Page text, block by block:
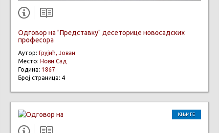
Одговор на "Представку" десеторице новосадских
професора
Аутор: Грујић, Јован
Место: Нови Сад
Година: 1867
Број страница: 4
КЊИГЕ